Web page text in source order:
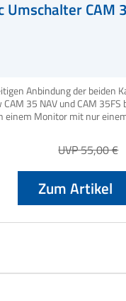
Umschalter CAM
Anbindung der beiden
35 NAV und CAM 35FS
einem Monitor mit nur
UVP 55,00 €
Zum Artikel